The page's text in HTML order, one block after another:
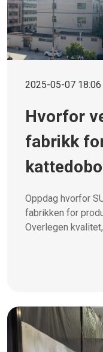
2025-05-07 18:06
Hvorfor
fabrikk
Oppdag hvorfor
fabrikken for
Overlegen